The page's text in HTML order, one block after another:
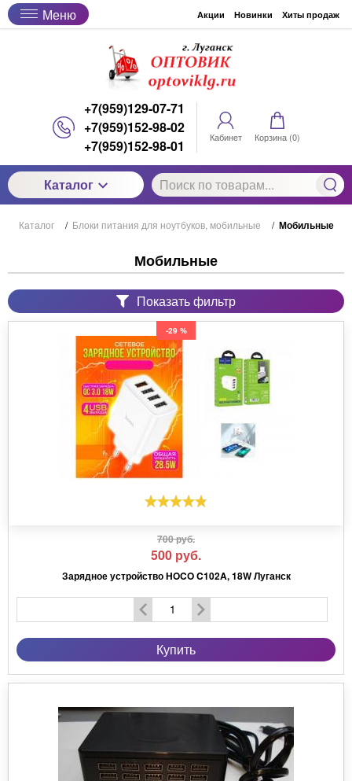
Меню Акции Новинки Хиты продаж
+7(959)129-07-71
+7(959)152-98-02
+7(959)152-98-01
Кабинет Корзина (0)
Каталог
Каталог / Блоки питания для ноутбуков, мобильные / Мобильные
Мобильные
Показать фильтр
-29 %
700 руб.
500 руб.
Зарядное устройство HOCO C102A, 18W Луганск
Купить